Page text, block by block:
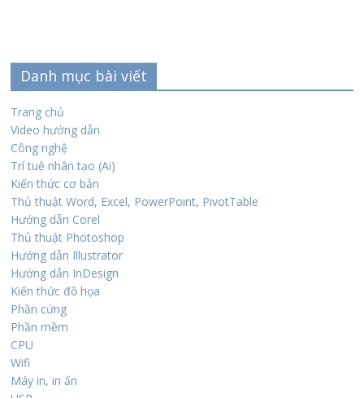
Danh mục bài viết
Trang chủ
Video hướng dẫn
Công nghệ
Trí tuệ nhân tạo (Ai)
Kiến thức cơ bản
Thủ thuật Word, Excel, PowerPoint, PivotTable
Hướng dẫn Corel
Thủ thuật Photoshop
Hướng dẫn Illustrator
Hướng dẫn InDesign
Kiến thức đồ họa
Phần cứng
Phần mềm
CPU
Wifi
Máy in, in ấn